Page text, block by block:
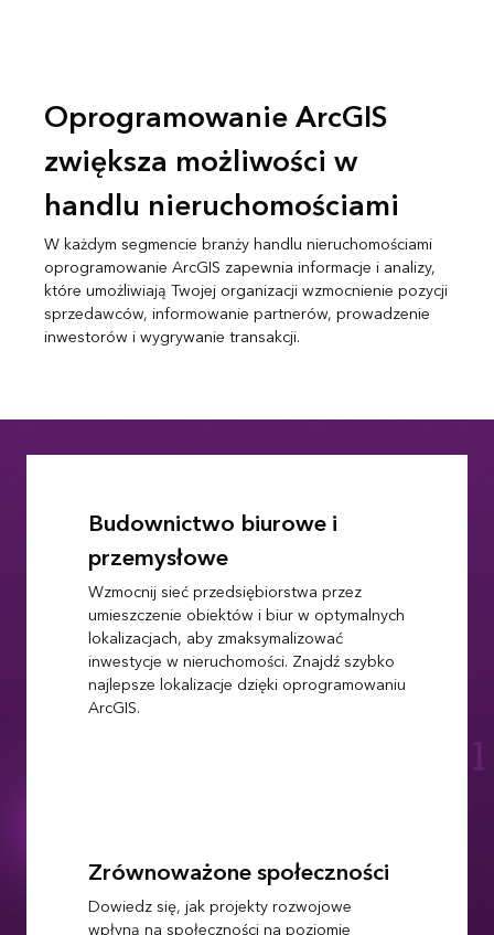
Oprogramowanie ArcGIS
zwiększa możliwości w
handlu nieruchomościami
W każdym segmencie branży handlu nieruchomościami
oprogramowanie ArcGIS zapewnia informacje i analizy,
które umożliwiają Twojej organizacji wzmocnienie pozycji
sprzedawców, informowanie partnerów, prowadzenie
inwestorów i wygrywanie transakcji.
Budownictwo biurowe i
przemysłowe
Wzmocnij sieć przedsiębiorstwa przez
umieszczenie obiektów i biur w optymalnych
lokalizacjach, aby zmaksymalizować
inwestycje w nieruchomości. Znajdź szybko
najlepsze lokalizacje dzięki oprogramowaniu
ArcGIS.
Zrównoważone społeczności
Dowiedz się, jak projekty rozwojowe